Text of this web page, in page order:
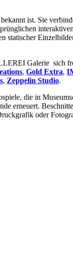
ist. Sie
Galerie sich
, Gold Extra,
, Zeppelin Studio.
die in
erneuert.
oder